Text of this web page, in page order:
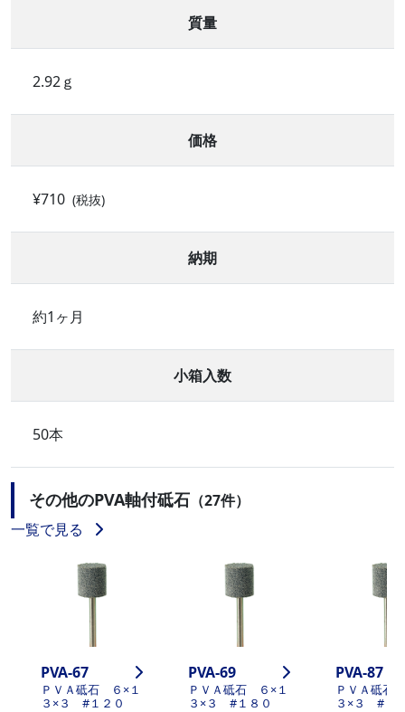
質量
2.92ｇ
価格
¥710 (税抜)
納期
約1ヶ月
小箱入数
50本
その他のPVA軸付砥石 （27件）
一覧で見る
PVA-67
ＰＶＡ砥石 ６×１
３×３ #１２０
PVA-69
ＰＶＡ砥石 ６×１
３×３ #１８０
PVA-87
ＰＶＡ砥石
３×３ #１